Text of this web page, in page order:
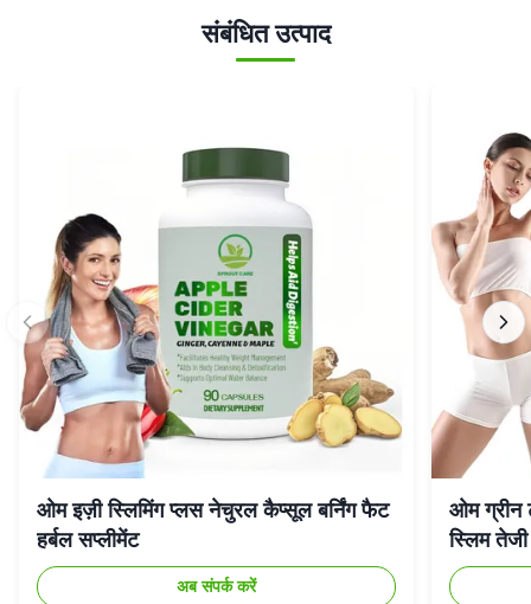
संबंधित उत्पाद
ओम इज़ी स्लिमिंग प्लस नेचुरल कैप्सूल बर्निंग फैट
हर्बल सप्लीमेंट
अब संपर्क करें
ओम ग्रीन
स्लिम